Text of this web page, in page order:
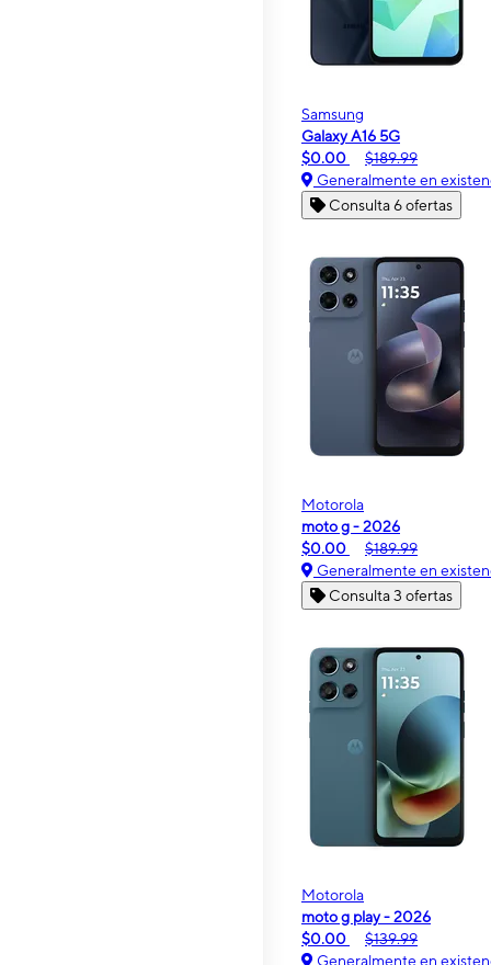
Samsung
Galaxy A16 5G
$0.00
$189.99
Generalmente en
Consulta 6 ofertas
Motorola
moto g - 2026
$0.00
$189.99
Generalmente en
Consulta 3 ofertas
Motorola
moto g play - 2026
$0.00
$139.99
Generalmente en